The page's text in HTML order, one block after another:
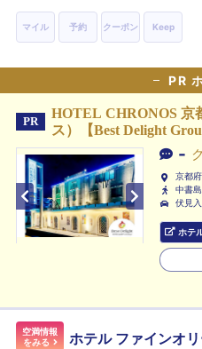
マイル 予約 クーポン Keep
PR
PR
HOTEL CHRONOS 京
ス）【Best Delight
-
京都
中書
伏見
ホテ
空満情報
をみる
ホテル ファインオ